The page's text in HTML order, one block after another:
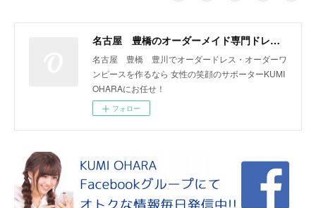
名古屋 豊橋のオーダーメイド専門ドレスデザイナー KUMI OHARA
名古屋 豊橋 豊川でオーダードレス・オーダーワ
ンピースを作るなら 女性の笑顔のサポーターKUMI
OHARAにお任せ！
フォロー